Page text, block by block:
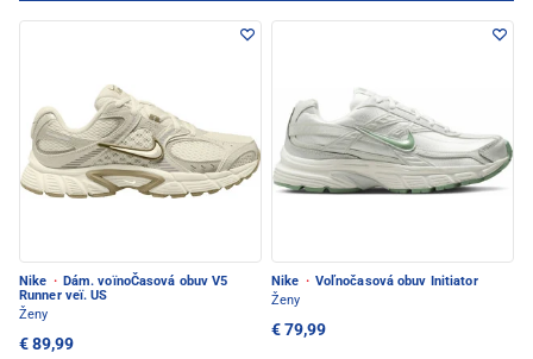
Nike · Dám. voïnoČasová obuv V5
Runner veï. US
Ženy
€ 89,99
Nike · Voľnočasová obuv Initiator
Ženy
€ 79,99